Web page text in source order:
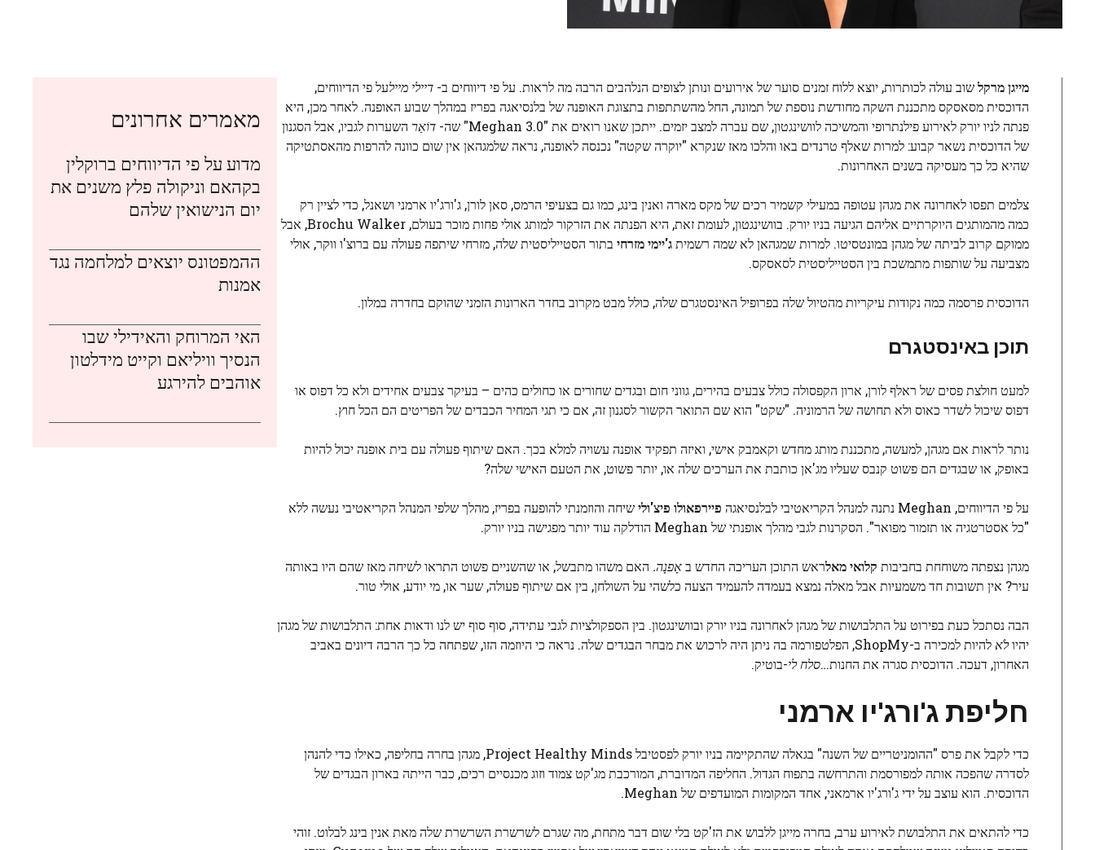
מייגן מרקלשוב עולה לכותרות, יוצא ללוח זמנים סוער של אירועים ונותן לצופים הנלהבים הרבה מה לראות. על פי דיווחים ב- דיילי מיילעל פי הדיווחים,
הדוכסית מסאסקס מתכננת השקה מחודשת נוספת של תמונה, החל מהשתתפות בתצוגת האופנה של בלנסיאגה בפריז במהלך שבוע האופנה. לאחר מכן, היא
פנתה לניו יורק לאירוע פילנתרופי והמשיכה לוושינגטון, שם עברה למצב יזמים. ייתכן שאנו רואים את "Meghan 3.0" שה-
דוֹאַר השערות לגביו, אבל הסגנון
של הדוכסית נשאר קבוע: למרות שאלף טרנדים באו והלכו מאז שנקרא "יוקרה שקטה" נכנסה לאופנה, נראה שלמגהאן אין שום כוונה להרפות מהאסתטיקה
שהיא כל כך מעסיקה בשנים האחרונות.
צלמים תפסו לאחרונה את מגהן עטופה במעילי קשמיר רכים של מקס מארה ואנין בינג, כמו גם בצעיפי הרמס, סאן לורן, ג'ורג'יו ארמני ושאנל, כדי לציין רק
כמה מהמותגים היוקרתיים אליהם הגיעה בניו יורק. בוושינגטון, לעומת זאת, היא הפנתה את הזרקור למותג אולי פחות מוכר בעולם, Brochu Walker, אבל
ממוקם קרוב לביתה של מגהן במונטסיטו. למרות שמגהאן לא שמה רשמיתג'יימי מזרחי בתור הסטייליסטית שלה, מזרחי שיתפה פעולה עם ברוצ'ו ווקר, אולי
מצביעה על שותפות מתמשכת בין הסטייליסטית לסאסקס.
הדוכסית פרסמה כמה נקודות עיקריות מהטיול שלה בפרופיל האינסטגרם שלה, כולל מבט מקרוב בחדר הארונות הזמני שהוקם בחדרה במלון.
תוכן באינסטגרם
למעט חולצת פסים של ראלף לורן, ארון הקפסולה כולל צבעים בהירים, גווני חום ובגדים שחורים או כחולים כהים – בעיקר צבעים אחידים ולא כל דפוס או
דפוס שיכול לשדר כאוס ולא תחושה של הרמוניה. "שקט" הוא שם התואר הקשור לסגנון זה, אם כי תגי המחיר הכבדים של הפריטים הם הכל חוץ.
נותר לראות אם מגהן, למעשה, מתכננת מותג מחדש וקאמבק אישי, ואיזה תפקיד אופנה עשויה למלא בכך. האם שיתוף פעולה עם בית אופנה יכול להיות
באופק, או שבגדים הם פשוט קנבס שעליו מג'אן כותבת את הערכים שלה או, יותר פשוט, את הטעם האישי שלה?
על פי הדיווחים, Meghan נתנה למנהל הקריאטיבי לבלנסיאגה פיירפאולו פיצ'ולישיחה והוזמנתי להופעה בפריז, מהלך שלפי המנהל הקריאטיבי נעשה ללא
"כל אסטרטגיה או תזמור מפואר". הסקרנות לגבי מהלך אופנתי של Meghan הודלקה עוד יותר מפגישה בניו יורק.
מגהן נצפתה משוחחת בחביבות קלואי מאלראש התוכן העריכה החדש באָפנָה. האם משהו מתבשל, או שהשניים פשוט התראו לשיחה מאז שהם היו באותה
עיר? אין תשובות חד משמעיות אבל מאלה נמצא בעמדה להעמיד הצעה כלשהי על השולחן, בין אם שיתוף פעולה, שער או, מי יודע, אולי טור.
הבה נסתכל כעת בפירוט על התלבושות של מגהן לאחרונה בניו יורק ובוושינגטון. בין הספקולציות לגבי עתידה, סוף סוף יש לנו ודאות אחת: התלבושות של מגהן
יהיולֹא
להיות למכירה ב-ShopMy, הפלטפורמה בה ניתן היה לרכוש את מבחר הבגדים שלה. נראה כי היוזמה הזו, שפתחה כל כך הרבה דיונים באביב
האחרון, דעכה. הדוכסית סגרה את החנות…סלח לי-בוטיק.
חליפת ג'ורג'יו ארמני
כדי לקבל את פרס "ההומניטריים של השנה" בגאלה שהתקיימה בניו יורק לפסטיבל Project Healthy Minds, מגהן בחרה בחליפה, כאילו כדי להנהן
לסדרה שהפכה אותה למפורסמת והתרחשה בתפוח הגדול. החליפה המדוברת, המורכבת מג'קט צמוד וזוג מכנסיים רכים, כבר הייתה בארון הבגדים של
הדוכסית. הוא עוצב על ידי ג'ורג'יו ארמאני, אחד המקומות המועדפים של Meghan.
כדי להתאים את התלבושת לאירוע ערב, בחרה מייגן ללבוש את הז'קט בלי שום דבר מתחת, מה שגרם לשרשרת השרשרת שלה מאת אנין בינג לבלוט. זוהי
מאמרים אחרונים
מדוע על פי הדיווחים ברוקלין
בקהאם וניקולה פלץ משנים את
יום הנישואין שלהם
ההמפטונס יוצאים למלחמה נגד
אמנות
האי המרוחק והאידילי שבו
הנסיך וויליאם וקייט מידלטון
אוהבים להירגע